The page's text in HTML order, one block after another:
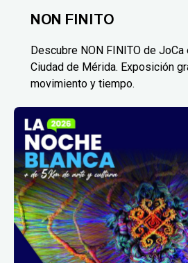
NON FINITO
Descubre NON FINITO de
Ciudad de Mérida. Exposición
movimiento y tiempo.